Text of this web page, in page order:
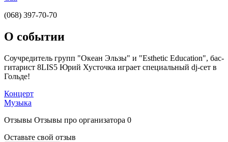
(068) 397-70-70
О событии
Соучредитель групп "Океан Эльзы" и "Esthetic Education", бас-
гитарист 8LIS5 Юрий Хусточка играет специальный dj-сет в
Гольде!
Концерт
Музыка
Отзывы Отзывы про организатора 0
Оставьте свой отзыв